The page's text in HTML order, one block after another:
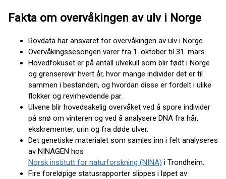
Fakta om overvåkingen av ulv i Norge
Rovdata har ansvaret for overvåkingen av ulv i Norge.
Overvåkingssesongen varer fra 1. oktober til 31. mars.
Hovedfokuset er på antall ulvekull som blir født i Norge
og grenserevir hvert år, hvor mange individer det er til
sammen i bestanden, og hvordan disse er fordelt i ulike
flokker og revirhevdende par.
Ulvene blir hovedsakelig overvåket ved å spore individer
på snø om vinteren og ved å analysere DNA fra hår,
ekskrementer, urin og fra døde ulver.
Det genetiske materialet som samles inn i felt analyseres
av NINAGEN hos
Norsk institutt for naturforskning (NINA) i Trondheim.
Fire foreløpige statusrapporter slippes i løpet av